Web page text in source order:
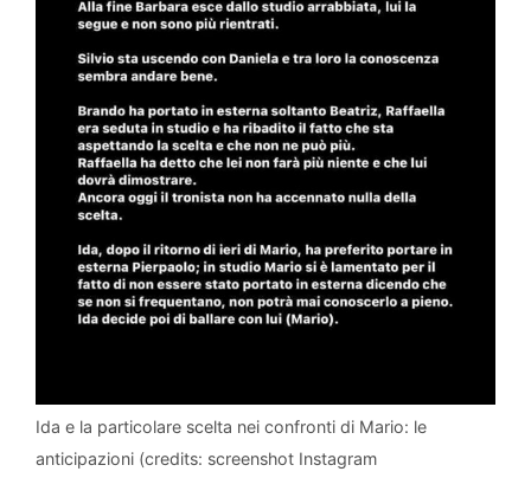
Ida e la particolare scelta nei confronti di Mario: le
anticipazioni (credits: screenshot Instagram